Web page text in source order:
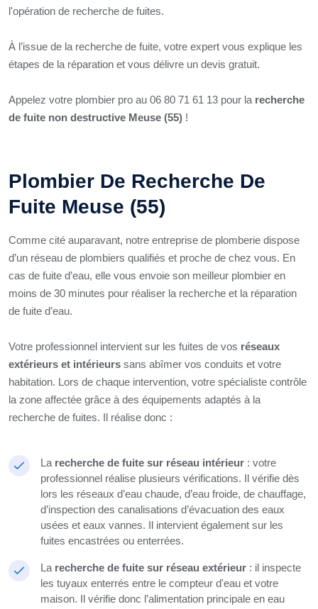
l'opération de recherche de fuites.
À l’issue de la recherche de fuite, votre expert vous explique les
étapes de la réparation et vous délivre un devis gratuit.
Appelez votre plombier pro au 06 80 71 61 13 pour la recherche
de fuite non destructive Meuse (55) !
Plombier De Recherche De
Fuite Meuse (55)
Comme cité auparavant, notre entreprise de plomberie dispose
d’un réseau de plombiers qualifiés et proche de chez vous. En
cas de fuite d’eau, elle vous envoie son meilleur plombier en
moins de 30 minutes pour réaliser la recherche et la réparation
de fuite d’eau.
Votre professionnel intervient sur les fuites de vos réseaux
extérieurs et intérieurs sans abîmer vos conduits et votre
habitation. Lors de chaque intervention, votre spécialiste contrôle
la zone affectée grâce à des équipements adaptés à la
recherche de fuites. Il réalise donc :
La recherche de fuite sur réseau intérieur : votre
professionnel réalise plusieurs vérifications. Il vérifie dès
lors les réseaux d’eau chaude, d’eau froide, de chauffage,
d’inspection des canalisations d’évacuation des eaux
usées et eaux vannes. Il intervient également sur les
fuites encastrées ou enterrées.
La recherche de fuite sur réseau extérieur : il inspecte
les tuyaux enterrés entre le compteur d'eau et votre
maison. Il vérifie donc l’alimentation principale en eau